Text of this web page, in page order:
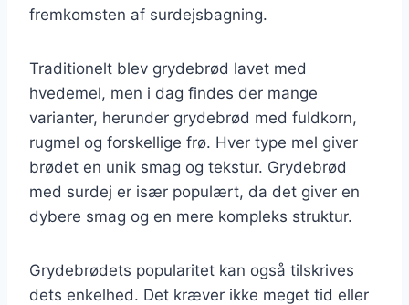
fremkomsten af surdejsbagning.
Traditionelt blev grydebrød lavet med
hvedemel, men i dag findes der mange
varianter, herunder grydebrød med fuldkorn,
rugmel og forskellige frø. Hver type mel giver
brødet en unik smag og tekstur. Grydebrød
med surdej er især populært, da det giver en
dybere smag og en mere kompleks struktur.
Grydebrødets popularitet kan også tilskrives
dets enkelhed. Det kræver ikke meget tid eller